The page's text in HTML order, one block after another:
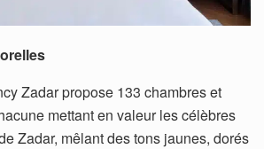
Zadar propose 133 chambres et
mettant en valeur les célèbres
Zadar, mêlant des tons jaunes, dorés